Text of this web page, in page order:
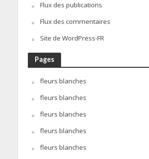
Flux des publications
Flux des commentaires
Site de WordPress-FR
Pages
fleurs blanches
fleurs blanches
fleurs blanches
fleurs blanches
fleurs blanches